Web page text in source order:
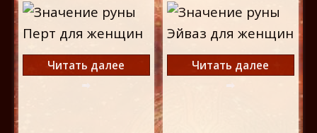
Читать далее Читать далее